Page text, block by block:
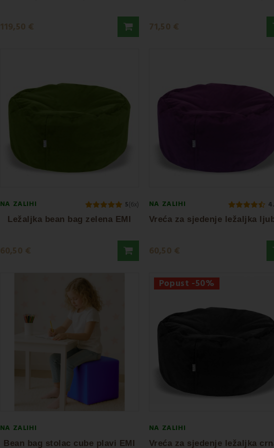
119,50 € 71,50 €
NA ZALIHI 5(6x)
Ležaljka bean bag zelena EMI
60,50 €
NA ZALIHI
60,50 €
NA ZALIHI
Bean bag stolac cube plavi EMI
Popust -50%
NA ZALIHI